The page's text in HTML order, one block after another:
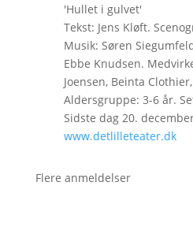
'Hullet i gulvet'
Tekst: Jens Kløft.
Musik: Søren
Ebbe Knudsen.
Joensen, Beinta
Aldersgruppe: 3-6 år.
Sidste dag 20.
www.detlilleteater.dk
Flere anmeldelser